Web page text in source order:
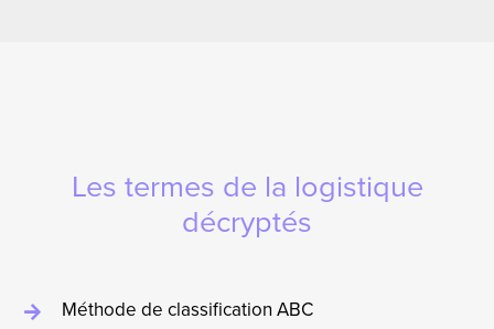
Les termes de la logistique
décryptés
Méthode de classification ABC